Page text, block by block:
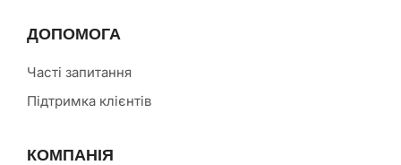
ДОПОМОГА
Часті запитання
Підтримка клієнтів
КОМПАНІЯ